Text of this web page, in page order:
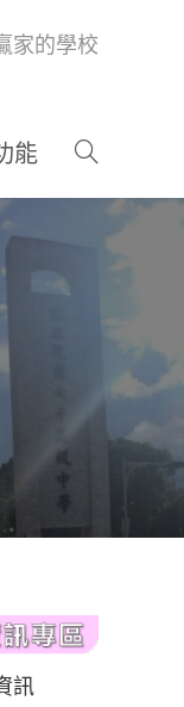
家的學校
能
訊